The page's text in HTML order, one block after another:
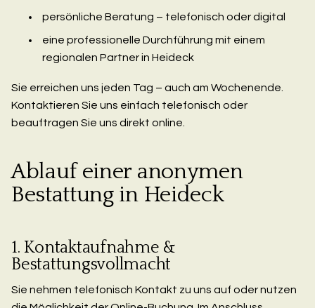
persönliche Beratung – telefonisch oder digital
eine professionelle Durchführung mit einem
regionalen Partner in Heideck
Sie erreichen uns jeden Tag – auch am Wochenende.
Kontaktieren Sie uns einfach telefonisch oder
beauftragen Sie uns direkt online.
Ablauf einer anonymen
Bestattung in Heideck
1. Kontaktaufnahme &
Bestattungsvollmacht
Sie nehmen telefonisch Kontakt zu uns auf oder nutzen